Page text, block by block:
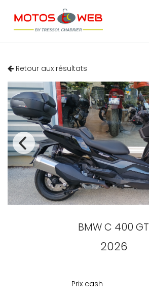
Retour aux résultats
BMWC 400 GT
2026
Prix cash